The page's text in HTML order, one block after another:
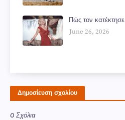
Πώς τον κατέκτησε
June 26, 2026
Δημοσίευση σχολίου
0 Σχόλια